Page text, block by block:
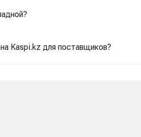
Kaspi.kz для поставщиков?